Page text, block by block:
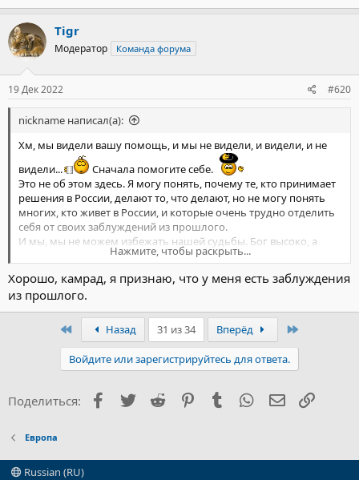
Tigr
Модератор Команда форума
19 Дек 2022 #620
nickname написал(а):
Хм, мы видели вашу помощь, и мы не видели, и видели, и не
видели...
Сначала помогите себе.
Это не об этом здесь. Я могу понять, почему те, кто принимает
решения в России, делают то, что делают, но не могу понять
многих, кто живет в России, и которые очень трудно отделить
себя от своих заблуждений из прошлого.
И мы, мы не можем избежать нашей судьбы. Бог высоко, а
Нажмите, чтобы раскрыть...
Хорошо, камрад, я признаю, что у меня есть заблуждения
из прошлого.
ПервыйНазад 31 из 34 Вперёд
Войдите или зарегистрируйтесь для ответа.
Поделиться: Facebook
Twitter Reddit PinterestTumblr WhatsApp
Европа
Russian (RU)